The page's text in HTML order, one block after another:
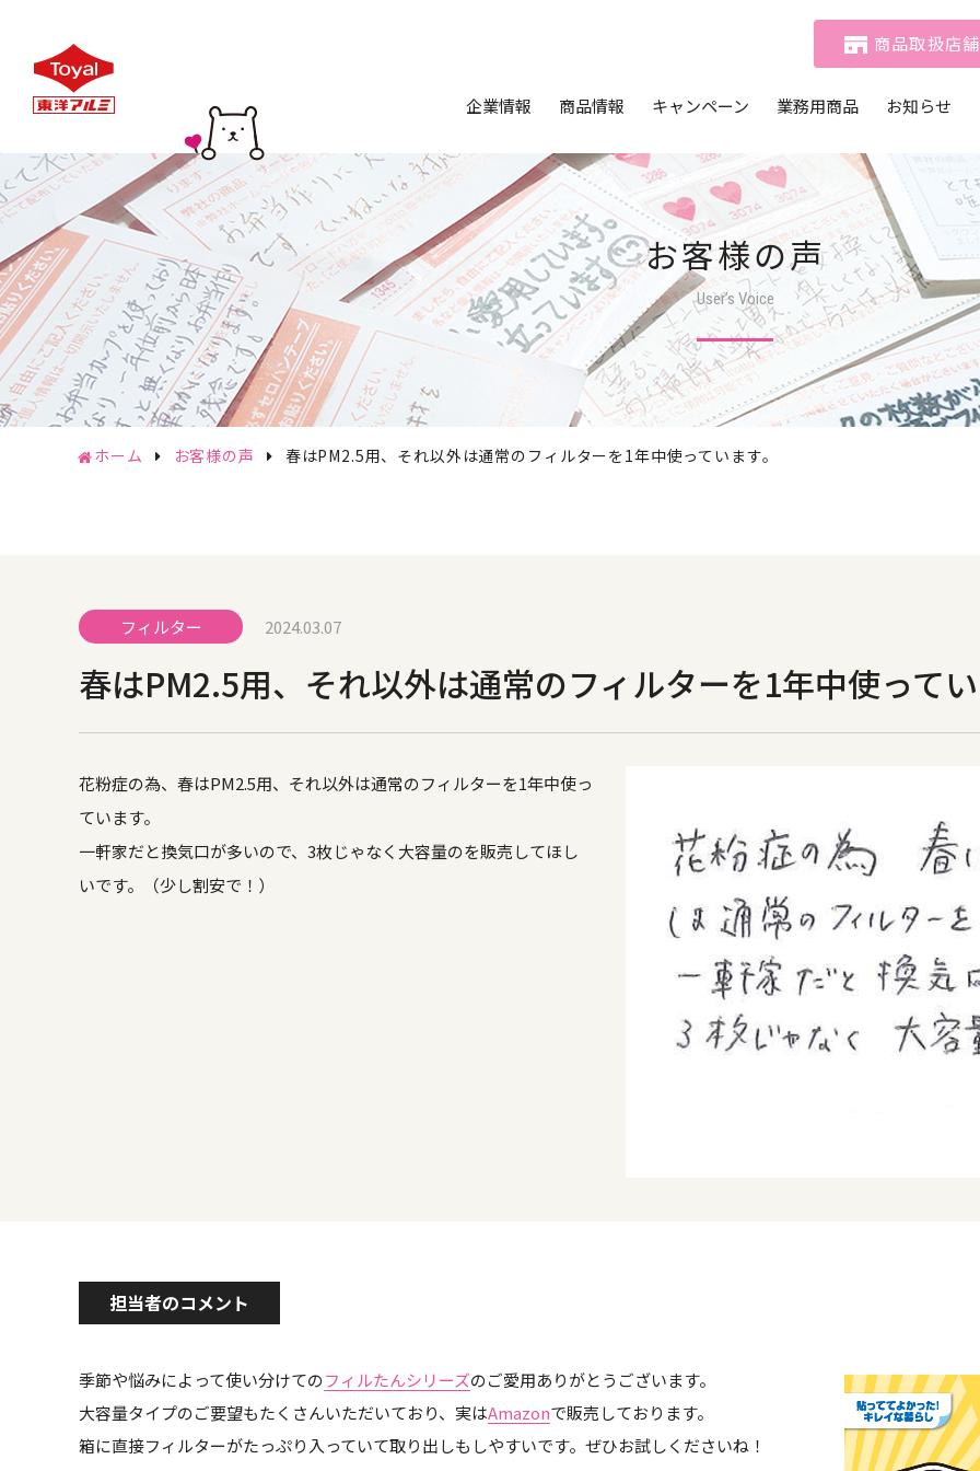
商品取扱店
企業情報
会社概要
企業理念
CSR 基本方針
サステナビリティ経営
商品情報
動画ギャラリー
キャンペーン
おたのしみマークキャンペーン
おたのしみCLUB
おたのしみCLUBコミュニティ
業務用商品
テイクアウトメニュー
活用例
お知らせ
お客様の声
User’s Voice
ホーム お客様の声 春はPM2.5用、それ以外は通常のフィルターを1年中使っています。
フィルター 2024.03.07
春はPM2.5用、それ以外は通常のフィルターを1年中使って
花粉症の為、春はPM2.5用、それ以外は通常のフィルターを1年中使っ
ています。
一軒家だと換気口が多いので、3枚じゃなく大容量のを販売してほし
いです。（少し割安で！）
担当者のコメント
季節や悩みによって使い分けてのフィルたんシリーズのご愛用ありがとうございます。
大容量タイプのご要望もたくさんいただいており、実はAmazonで販売しております。
箱に直接フィルターがたっぷり入っていて取り出しもしやすいです。ぜひお試しくださいね！